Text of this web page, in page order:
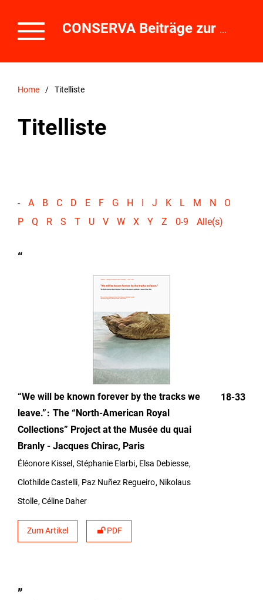
CONSERVA Beiträge zur Erhaltung von Kunst- und Kulturgut
Home / Titelliste
Titelliste
- A B C D E F G H I J K L M N
O
P
Q R S T U V W X Y Z 0-9 Alle(s)
“
“We will be known forever by the tracks we
leave.” The “North-American Royal
Collections” Project at the Musée du quai
Branly - Jacques Chirac, Paris
Éléonore Kissel Stéphanie Elarbi Elsa Debiesse
Clothilde Castelli Paz Nuñez Regueiro Nikolaus
Stolle Céline Daher
Zum Artikel PDF
18-33
„